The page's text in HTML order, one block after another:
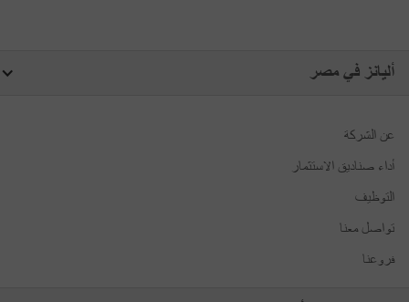
أليانز في مصر
عن الشركة
أداء صناديق الاستثمار
التوظيف
تواصل معنا
فروعنا